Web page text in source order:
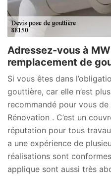
Adressez-vous à
remplacement de
Si vous êtes dans
gouttière, car elle n’est
recommandé pour vous
Rénovation . C’est un
réputation pour tous
a une expérience de
réalisations sont
applique sont aussi très